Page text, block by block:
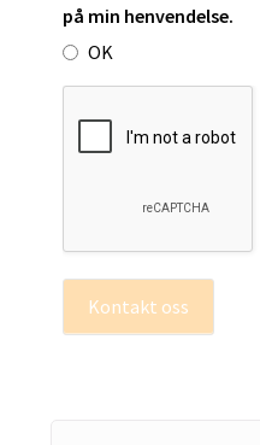
på min henvendelse.
OK
Kontakt oss